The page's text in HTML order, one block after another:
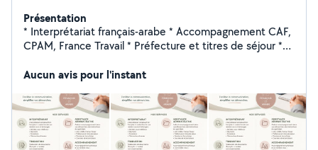
Présentation
* Interprétariat français-arabe * Accompagnement CAF,
CPAM, France Travail * Préfecture et titres de séjour *
de langue * Aide aux démarches administratives *
Accompagnement | compagnie | aide aux repas à
domicile (seniors)
Aucun avis pour l'instant